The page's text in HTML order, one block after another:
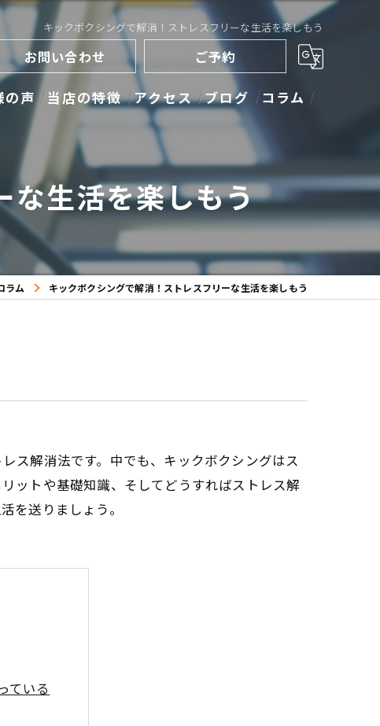
キックボクシングで解消！ストレスフリーな生活を楽しもう
お問い合わせ ご予約
の声 当店の特徴
ストレッチ
トレーニング
キックボクシング
アクセス ブログ コラム
な生活を楽しもう
ラム キックボクシングで解消！ストレスフリーな生活を楽しもう
ス解消法です。中でも、キックボクシングはス
ットや基礎知識、そしてどうすればストレス解
を送りましょう。
ている